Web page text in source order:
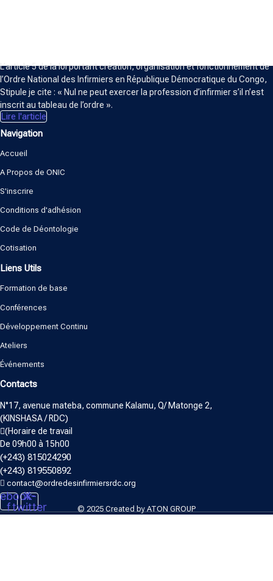
L’article 5 de la loi portant création, organisation et fonctionnement de
l’Ordre National des Infirmiers en République Démocratique du Congo,
Stipule je cite : « Nul ne peut exercer la profession d’infirmier s’il n’est
inscrit au tableau de l’ordre ».
Lire l'article
Navigation
Accueil
A Propos de ONIC
S'inscrire
Conditions d'adhésion
Code de Déontologie
Cotisation
Liens Utils
Formation de base
Conférences
Développement Continu
Ateliers
Événements
Contacts
N°17, avenue mateba, commune Kalamu, Q/ Matonge 2,
(KINSHASA / RDC)
(Horaire de travail
De 09h00 à 15h00
(+243) 815024290
(+243) 819550892
contact@ordredesinfirmiersrdc.org
f
X-
twitter
© 2025 Created by ATON GROUP